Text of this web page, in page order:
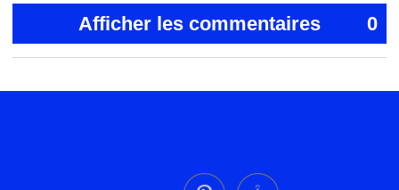
Afficher les commentaires 0